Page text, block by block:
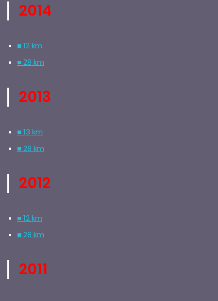
2014
■ 12 km
■ 28 km
2013
■ 13 km
■ 28 km
2012
■ 12 km
■ 28 km
2011